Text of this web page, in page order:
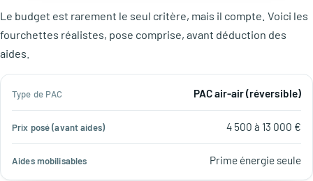
Le budget est rarement le seul critère, mais il compte. Voici les
fourchettes réalistes, pose comprise, avant déduction des
aides.
Type
de
PAC
Prix
(avant
mobilisables
PAC air-air (réversible)
4 500 à 13 000 €
Prime énergie seule